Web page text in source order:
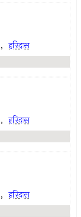
, हरिदास
, हरिदास
, हरिदास